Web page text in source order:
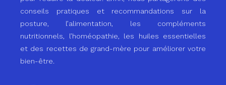
conseils pratiques et recommandations sur la
posture, l’alimentation, les compléments
nutritionnels, l’homéopathie, les huiles essentielles
et des recettes de grand-mère pour améliorer votre
bien-être.